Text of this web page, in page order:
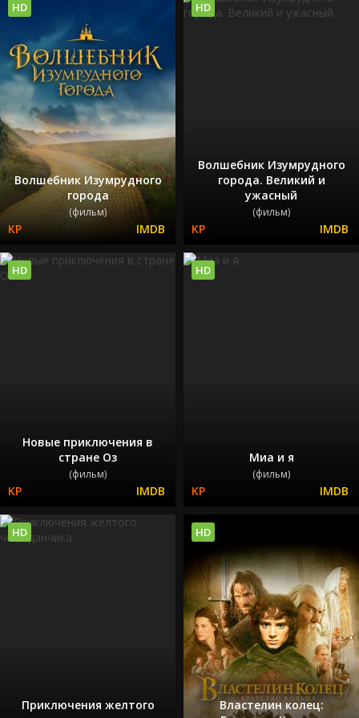
Волшебник Изумрудного
города
(фильм)
HD
Волшебник Изумрудного
города. Великий и
ужасный
(фильм)
HD
Новые приключения в
стране Оз
(фильм)
HD
Миа и я
(фильм)
HD
Приключения желтого
HD
Властелин колец:
HD